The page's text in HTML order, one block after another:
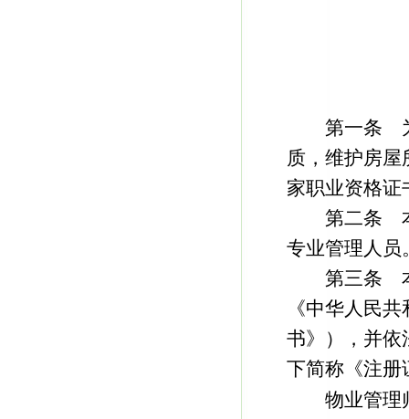
第一条 为
质，维护房
家职业资格证
第二条 本
专业管理人员
第三条 本
《中华人民
书》），并依
下简称《注册
物业管理